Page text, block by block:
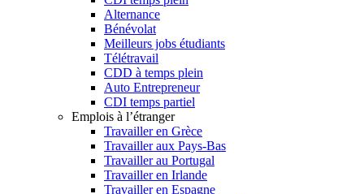
Alternance
Bénévolat
Meilleurs jobs étudiants
Télétravail
CDD à temps plein
Auto Entrepreneur
CDI temps partiel
Emplois à l’étranger
Travailler en Grèce
Travailler aux Pays-Bas
Travailler au Portugal
Travailler en Irlande
Travailler en Espagne